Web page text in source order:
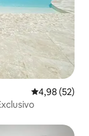
4,98 de uma
4,98 (52)